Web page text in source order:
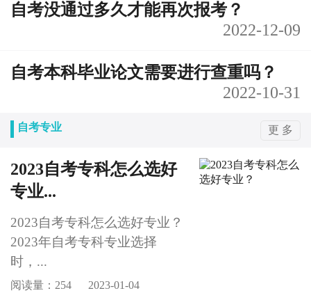
自考没通过多久才能再次报考？
2022-12-09
自考本科毕业论文需要进行查重吗？
2022-10-31
自考专业 更 多
2023自考专科怎么选好
专业...
2023自考专科怎么选好专业？
2023年自考专科专业选择
时，...
阅读量：254 2023-01-04